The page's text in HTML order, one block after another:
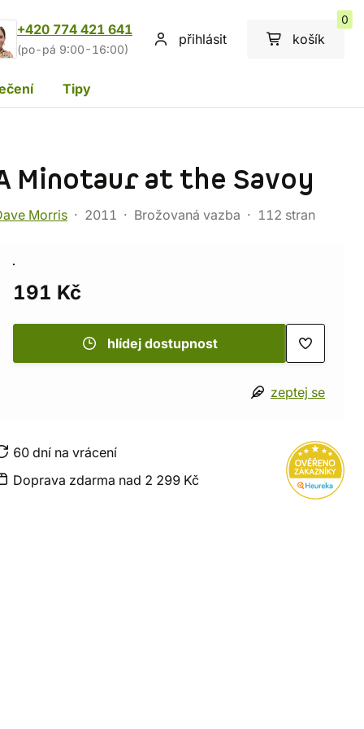
+420 774 421 641
(po-pá 9:00-16:00)
přihlásit košík
0
Tipy
Minotaur at the Savoy
Morris 2011 Brožovaná vazba 112 stran
191 Kč
hlídej dostupnost
zeptej se
60 dní na vrácení
Doprava zdarma nad 2 299 Kč